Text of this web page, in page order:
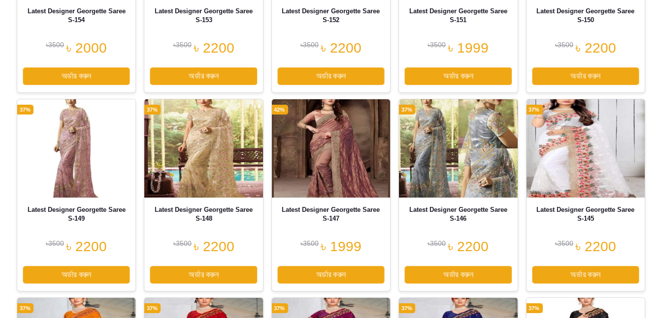
Latest Designer Georgette Saree
S-154
৳3500 ৳ 2000
অর্ডার করুন
Latest Designer Georgette Saree
S-153
৳3500 ৳ 2200
অর্ডার করুন
Latest Designer Georgette Saree
S-152
৳3500 ৳ 2200
অর্ডার করুন
Latest Designer Georgette Saree
S-151
৳3500 ৳ 1999
অর্ডার করুন
Latest Designer Georgette Saree
S-150
৳3500 ৳ 2200
অর্ডার করুন
37%
Latest Designer Georgette Saree
S-149
৳3500 ৳ 2200
অর্ডার করুন
37%
Latest Designer Georgette Saree
S-148
৳3500 ৳ 2200
অর্ডার করুন
42%
Latest Designer Georgette Saree
S-147
৳3500 ৳ 1999
অর্ডার করুন
37%
Latest Designer Georgette Saree
S-146
৳3500 ৳ 2200
অর্ডার করুন
37%
Latest Designer Georgette Saree
S-145
৳3500 ৳ 2200
অর্ডার করুন
37% 37% 37% 37% 37%